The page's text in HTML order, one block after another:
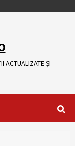
ACTUALIZATE ȘI